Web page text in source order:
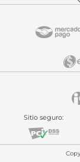
Sitio seguro: